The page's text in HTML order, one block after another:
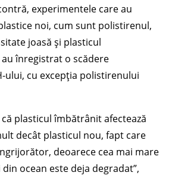
experimentele care au
noi, cum sunt polistirenul,
joasă și plasticul
înregistrat o scădere
ului, cu excepția polistirenului
plasticul îmbătrânit afectează
decât plasticul nou, fapt care
deoarece cea mai mare
ocean este deja degradat”,